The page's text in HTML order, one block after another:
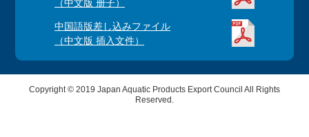
（中文版 册子）
中国語版差し込みファイル
（中文版 插入文件）
Copyright © 2019 Japan Aquatic Products Export Council All Rights
Reserved.